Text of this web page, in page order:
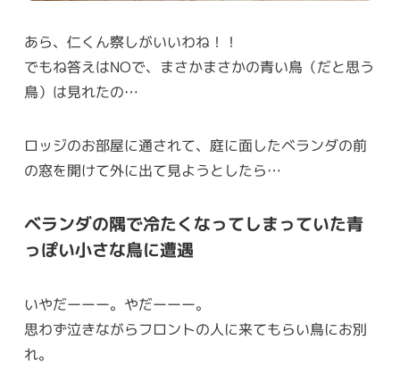
あら、仁くん察しがいいわね！！
でもね答えはNOで、まさかまさかの青い鳥（だと思う
鳥）は見れたの…
ロッジのお部屋に通されて、庭に面したベランダの前
の窓を開けて外に出て見ようとしたら…
ベランダの隅で冷たくなってしまっていた青
っぽい小さな鳥に遭遇
いやだーーー。やだーーー。
思わず泣きながらフロントの人に来てもらい鳥にお別
れ。